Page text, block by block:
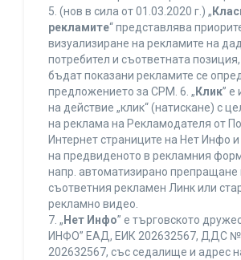
5. (нов в сила от 01.03.2020 г.) „
рекламите“ представлява
визуализиране на рекламите на
потребител и съответната
бъдат показани рекламите се
предложението за CPM. 6. „ Клик” е
на действие „клик“ (натискане) с
на реклама на Рекламодателя от
Интернет страниците на Нет Инфо
на предвиденото в рекламния
напр. автоматизирано препращане
съответния рекламен Линк или
рекламно видео.
7. „ Нет Инфо” е търговското
ИНФО” ЕАД, ЕИК 202632567, ДДС №
202632567, със седалище и адрес